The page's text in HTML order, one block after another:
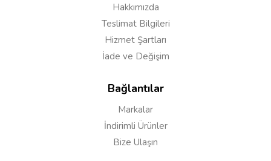
Hakkımızda
Teslimat Bilgileri
Hizmet Şartları
İade ve Değişim
Bağlantılar
Markalar
İndirimli Ürünler
Bize Ulaşın